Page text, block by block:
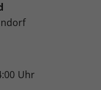
Uhr